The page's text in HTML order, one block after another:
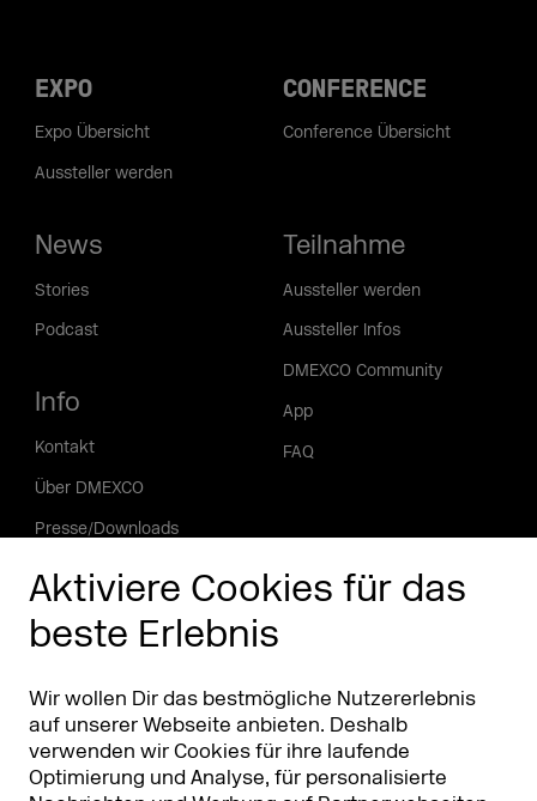
Aktiviere Cookies für das
beste Erlebnis
Wir wollen Dir das bestmögliche Nutzererlebnis
auf unserer Webseite anbieten. Deshalb
verwenden wir Cookies für ihre laufende
Optimierung und Analyse, für personalisierte
EXPO
Expo Übersicht
Aussteller werden
CONFERENCE
Conference Übersicht
News
Stories
Podcast
Info
Kontakt
Über DMEXCO
Presse/Downloads
Phishing Alarm
Teilnahme
Aussteller werden
Aussteller Infos
DMEXCO Community
App
FAQ
Partner
Partner & Sponsoren DMEXCO Asia